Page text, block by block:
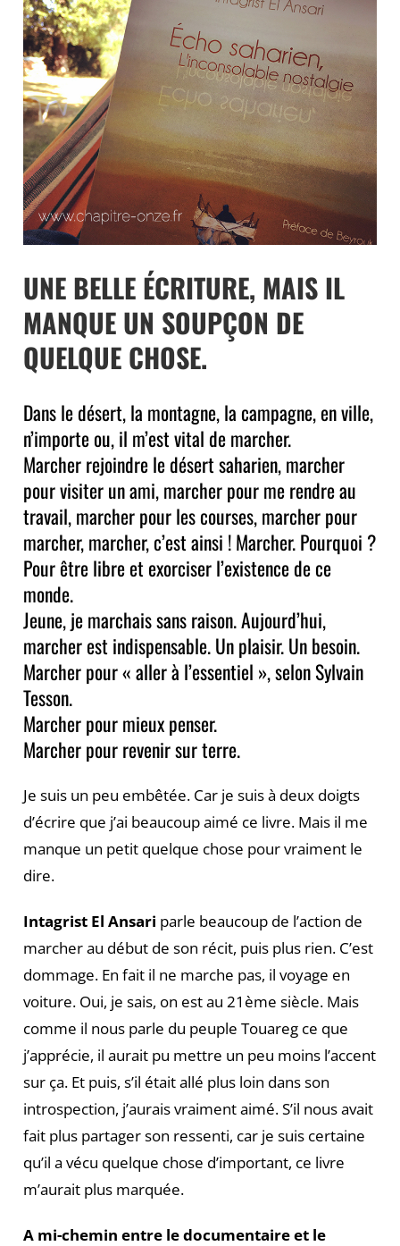
UNE BELLE ÉCRITURE, MAIS IL
MANQUE UN SOUPÇON DE
QUELQUE CHOSE.
Dans le désert, la montagne, la campagne, en ville,
n’importe ou, il m’est vital de marcher.
Marcher rejoindre le désert saharien, marcher
pour visiter un ami, marcher pour me rendre au
travail, marcher pour les courses, marcher pour
marcher, marcher, c’est ainsi ! Marcher. Pourquoi ?
Pour être libre et exorciser l’existence de ce
monde.
Jeune, je marchais sans raison. Aujourd’hui,
marcher est indispensable. Un plaisir. Un besoin.
Marcher pour « aller à l’essentiel », selon Sylvain
Tesson.
Marcher pour mieux penser.
Marcher pour revenir sur terre.
Je suis un peu embêtée. Car je suis à deux doigts
d’écrire que j’ai beaucoup aimé ce livre. Mais il me
manque un petit quelque chose pour vraiment le
dire.
Intagrist El Ansari parle beaucoup de l’action de
marcher au début de son récit, puis plus rien. C’est
dommage. En fait il ne marche pas, il voyage en
voiture. Oui, je sais, on est au 21ème siècle. Mais
comme il nous parle du peuple Touareg ce que
j’apprécie, il aurait pu mettre un peu moins l’accent
sur ça. Et puis, s’il était allé plus loin dans son
introspection, j’aurais vraiment aimé. S’il nous avait
fait plus partager son ressenti, car je suis certaine
qu’il a vécu quelque chose d’important, ce livre
m’aurait plus marquée.
A mi-chemin entre le documentaire et le